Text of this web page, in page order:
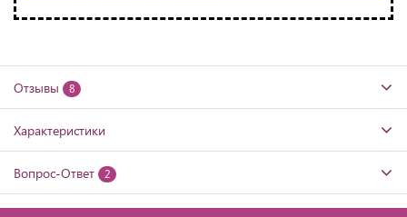
Отзывы 8
Характеристики
Вопрос-Ответ 2